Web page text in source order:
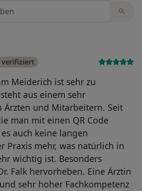
verifiziert
Meiderich ist sehr zu
aus einem sehr
Ärzten und Mitarbeitern. Seit
man mit einen QR Code
auch keine langen
Praxis mehr, was natürlich in
wichtig ist. Besonders
Falk hervorheben. Eine Ärztin
sehr hoher Fachkompetenz